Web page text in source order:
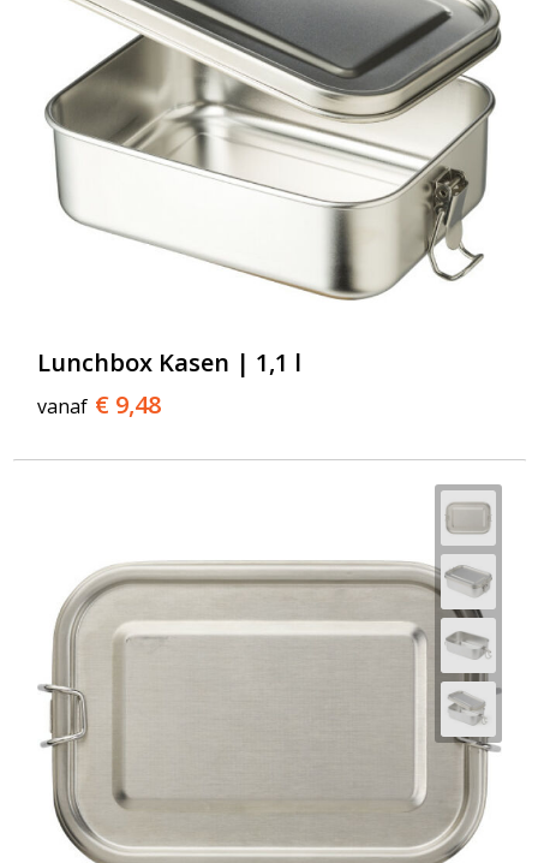
Lunchbox Kasen | 1,1 l
vanaf € 9,48